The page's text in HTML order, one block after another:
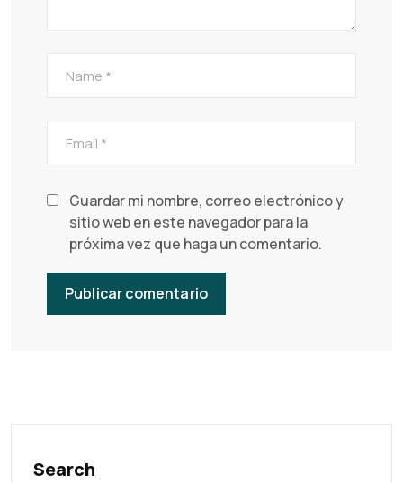
Guardar mi nombre, correo electrónico y
sitio web en este navegador para la
próxima vez que haga un comentario.
Search